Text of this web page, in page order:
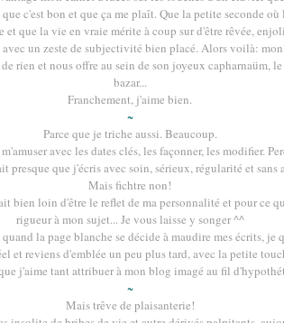
que c'est bon et que ça me plaît. Que la petite seconde
et que la vie en vraie mérite à coup sur d'être rêvée,
un zeste de subjectivité bien placé. Alors voilà:
rien et nous offre au sein de son joyeux capharnaüm,
bazar...
Franchement, j'aime bien.
~
Parce que je triche aussi. Beaucoup.
avec les dates clés, les façonner, les modifier.
presque que j'écris avec soin, sérieux, régularité et sans
Mais fichtre non!
bien loin d'être le reflet de ma personnalité et pour ce
rigueur à mon sujet... Je vous laisse y songer ^^
quand la page blanche se décide à maudire mes écrits,
et reviens d'emblée un peu plus tard, avec la petite
j'aime tant attribuer à mon blog imagé au fil
~
Mais trêve de plaisanterie!